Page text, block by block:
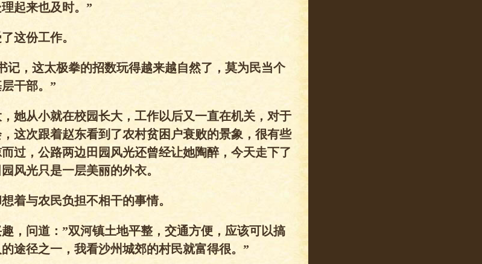
起来也及时。”
这份工作。
记，这太极拳的招数玩得越来越自然了，莫为民当个
干部。”
她从小就在校园长大，工作以后又一直在机关，对于
这次跟着赵东看到了农村贫困户衰败的景象，很有些
过，公路两边田园风光还曾经让她陶醉，今天走下了
风光只是一层美丽的外衣。
着与农民负担不相干的事情。
，问道：”双河镇土地平整，交通方便，应该可以搞
途径之一，我看沙州城郊的村民就富得很。”